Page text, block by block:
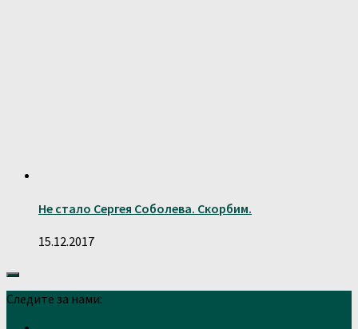
Не стало Сергея Соболева. Скорбим.
15.12.2017
Следите за нами: